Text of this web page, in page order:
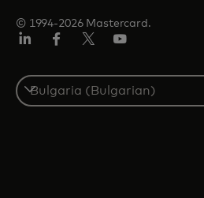
© 1994-2026 Mastercard.
Select
a
country